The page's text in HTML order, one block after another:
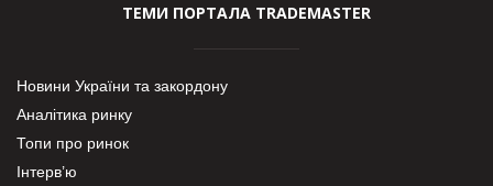
ТЕМИ ПОРТАЛА TRADEMASTER
Новини України та закордону
Аналітика ринку
Топи про ринок
Інтерв’ю